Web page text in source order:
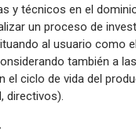
y técnicos en el
un proceso de
al usuario como
también a
el ciclo de vida del
directivos).